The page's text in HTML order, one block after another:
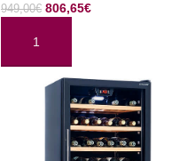
949,00€ 806,65€
AÑADIR AL CARRITO